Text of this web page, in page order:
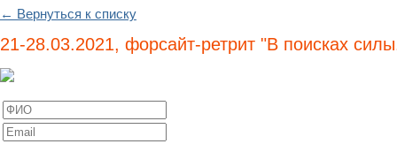
← Вернуться к списку
21-28.03.2021, форсайт-ретрит "В поисках